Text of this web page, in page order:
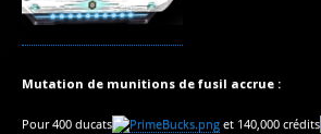
Mutation de munitions de fusil accrue :
Pour 400 ducats et 140,000 crédits